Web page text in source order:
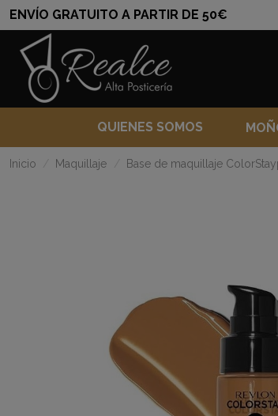
ENVÍO GRATUITO A PARTIR DE 50€
QUIENES SOMOS
Inicio Maquillaje Base de maquillaje